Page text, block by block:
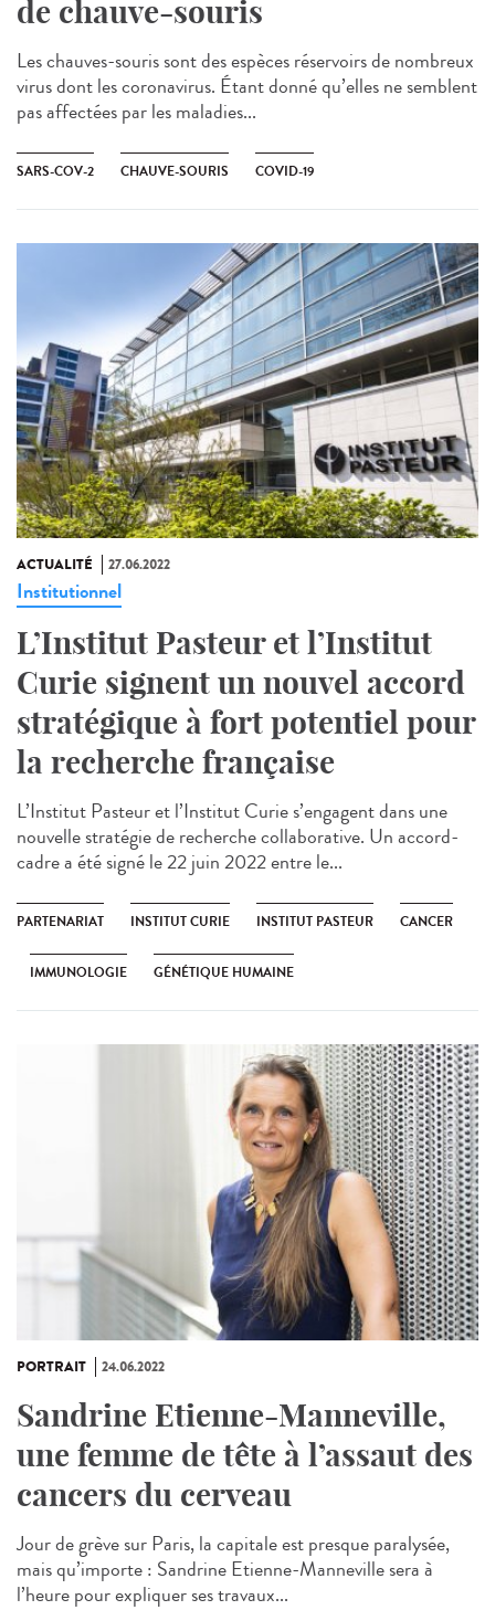
de chauve-souris
Les chauves-souris sont des espèces réservoirs de nombreux
virus dont les coronavirus. Étant donné qu’elles ne semblent
pas affectées par les maladies...
SARS-COV-2 CHAUVE-SOURIS COVID-19
ACTUALITÉ 27.06.2022
Institutionnel
L’Institut Pasteur et l’Institut
Curie signent un nouvel accord
stratégique à fort potentiel pour
la recherche française
L’Institut Pasteur et l’Institut Curie s’engagent dans une
nouvelle stratégie de recherche collaborative. Un accord-
cadre a été signé le 22 juin 2022 entre le...
PARTENARIAT INSTITUT CURIE INSTITUT PASTEUR CANCER
IMMUNOLOGIE GÉNÉTIQUE HUMAINE
PORTRAIT 24.06.2022
Sandrine Etienne-Manneville,
une femme de tête à l’assaut des
cancers du cerveau
Jour de grève sur Paris, la capitale est presque paralysée,
mais qu’importe : Sandrine Etienne-Manneville sera à
l’heure pour expliquer ses travaux...